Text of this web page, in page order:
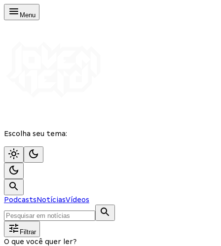
Menu
Escolha seu tema:
PodcastsNotíciasVídeos
Filtrar
O que você quer ler?